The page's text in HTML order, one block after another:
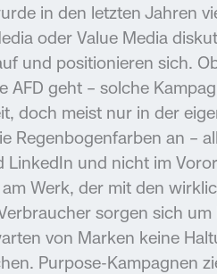
in den letzten Jahren
oder Value Media
und positionieren sich.
AFD geht – solche
doch meist nur in der
Regenbogenfarben an –
LinkedIn und nicht im
Werk, der mit den
sorgen sich
von Marken keine
Purpose-Kampagnen